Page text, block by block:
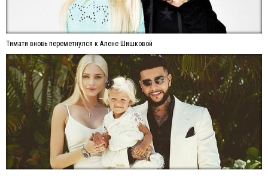
Тимати вновь переметнулся к Алене Шишковой